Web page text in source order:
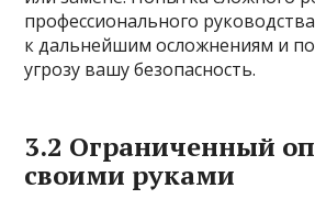
профессионального
к дальнейшим осложнениям и
угрозу вашу безопасность.
3.2 Ограниченный
своими руками